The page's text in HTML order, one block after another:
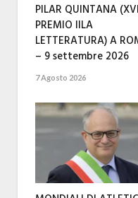
PILAR QUINTANA (XVI
PREMIO IILA
LETTERATURA) A
– 9 settembre 2026
7 Agosto 2026